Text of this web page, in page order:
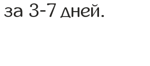
за 3-7 дней.